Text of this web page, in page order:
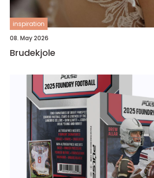
inspiration
08. May 2026
Brudekjole